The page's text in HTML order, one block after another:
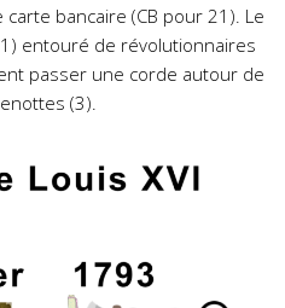
bancaire (CB pour 21). Le
entouré de révolutionnaires
passer une corde autour de
(3).